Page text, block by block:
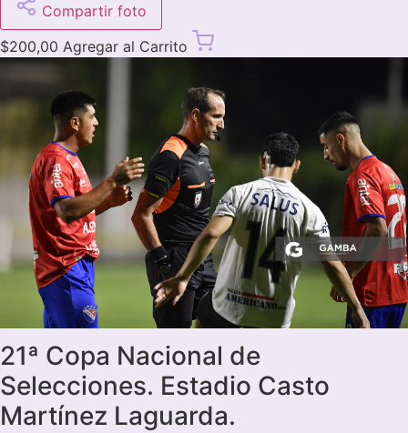
Compartir foto
$200,00 Agregar al Carrito
21ª Copa Nacional de
Selecciones. Estadio Casto
Martínez Laguarda.